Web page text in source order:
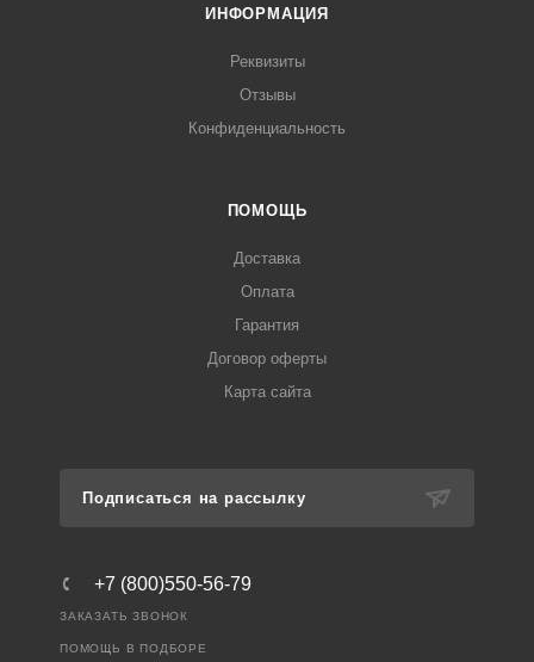
ИНФОРМАЦИЯ
Реквизиты
Отзывы
Конфиденциальность
ПОМОЩЬ
Доставка
Оплата
Гарантия
Договор оферты
Карта сайта
Подписаться на рассылку
+7 (800)550-56-79
ЗАКАЗАТЬ ЗВОНОК
ПОМОЩЬ В ПОДБОРЕ